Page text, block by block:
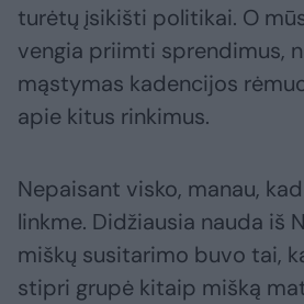
turėtų įsikišti politikai. O
vengia priimti sprendimus,
mąstymas kadencijos
apie kitus rinkimus.
Nepaisant visko, manau,
linkme. Didžiausia nauda iš
miškų susitarimo buvo tai,
stipri grupė kitaip mišką